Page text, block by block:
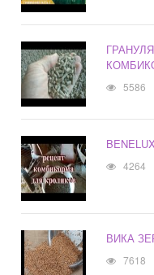
5586
4264
ВИКА
7618